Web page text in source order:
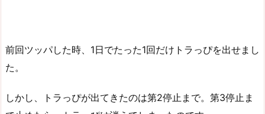
前回ツッパした時、1日でたった1回だけトラっぴを出せまし
た。
しかし、トラっぴが出てきたのは第2停止まで。第3停止ま